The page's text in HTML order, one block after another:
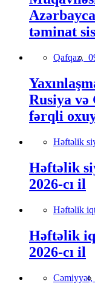
təminat
Qafqaz,
Rusiya
fərqli
Həftəlik
Həftəlik
2026-cı il
Həftəlik
Həftəlik
2026-cı il
Cəmiyyət,